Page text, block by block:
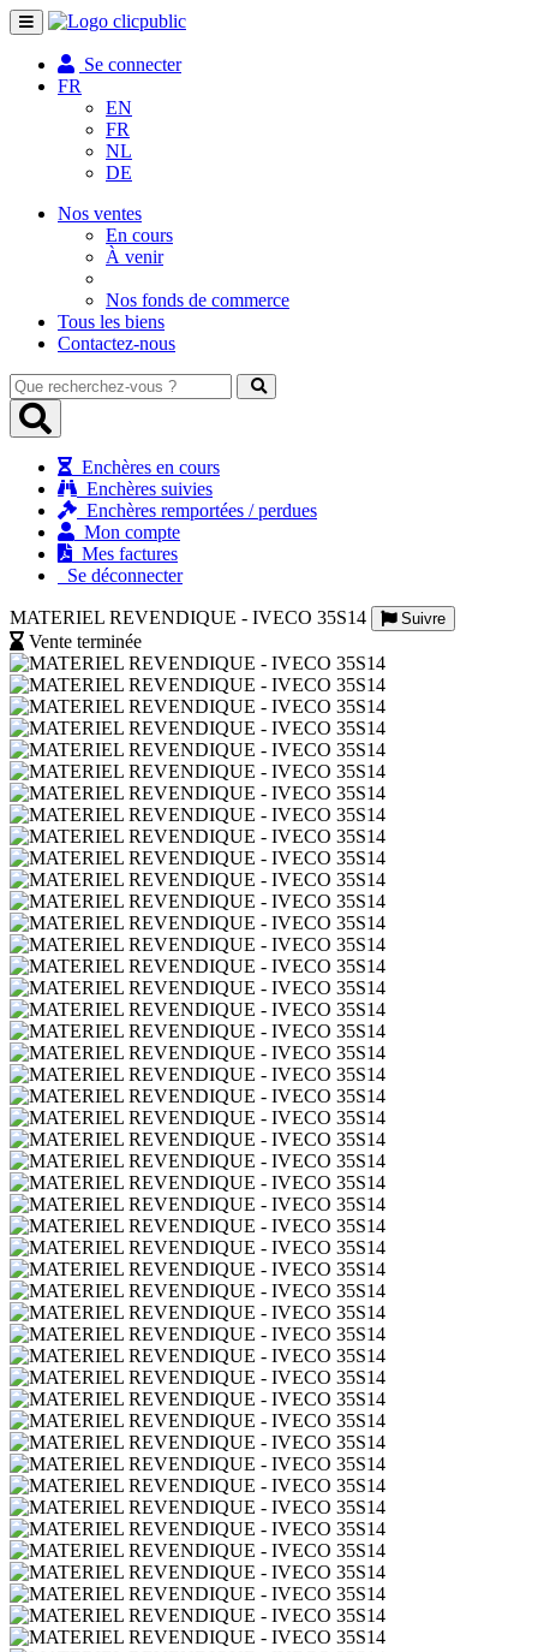
Toggle
navigation
Se connecter
FR
EN
FR
NL
DE
Nos ventes
En cours
À venir
Nos fonds de commerce
Tous les biens
Contactez-nous
Que
recherchez-
vous
Enchères en cours
Enchères suivies
Enchères remportées / perdues
Mon compte
Mes factures
Se déconnecter
MATERIEL REVENDIQUE - IVECO 35S14 Suivre
Vente terminée